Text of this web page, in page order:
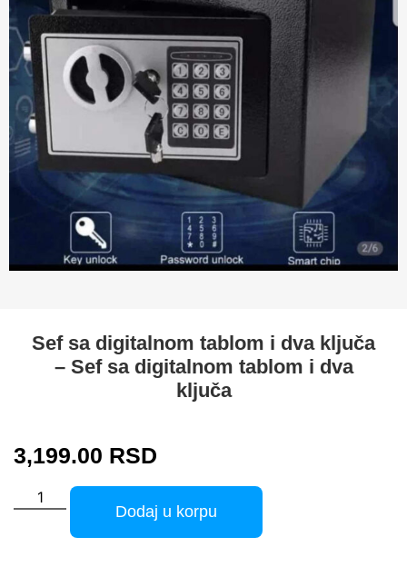
Sef sa digitalnom tablom i dva ključa
– Sef sa digitalnom tablom i dva
ključa
3,199.00 RSD
Dodaj u korpu